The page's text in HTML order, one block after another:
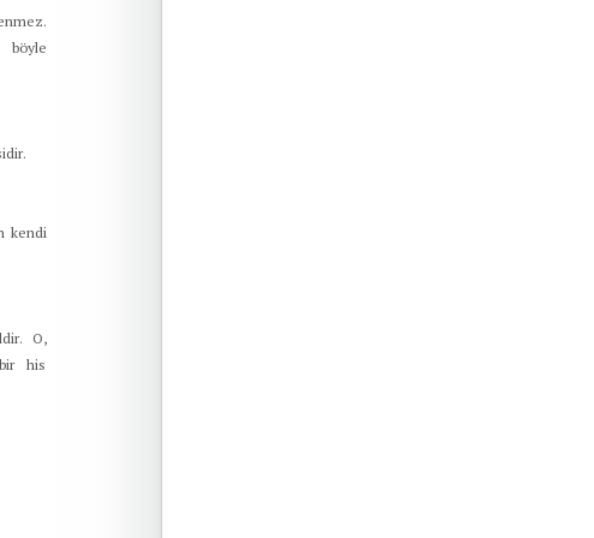
böyle
kendi
O,
his